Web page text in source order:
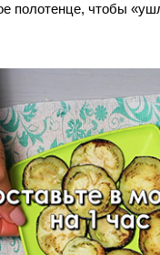
полотенце, чтобы